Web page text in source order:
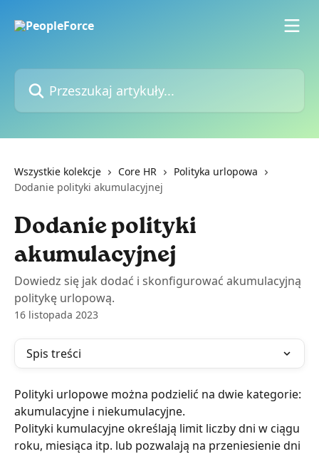
Przeszukaj artykuły...
Wszystkie kolekcje Core HR
Polityka urlopowa
Dodanie polityki akumulacyjnej
Dodanie polityki
akumulacyjnej
Dowiedz się jak dodać i skonfigurować akumulacyjną
politykę urlopową.
16 listopada 2023
Spis treści
Polityki urlopowe można podzielić na dwie kategorie:
akumulacyjne i niekumulacyjne.
Polityki kumulacyjne określają limit liczby dni w ciągu
roku, miesiąca itp. lub pozwalają na przeniesienie dni